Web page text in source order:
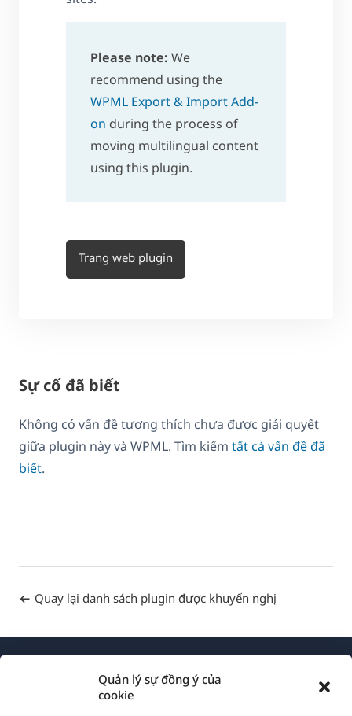
Quản lý sự đồng ý của
cookie
Please note: We
recommend using the
WPML Export & Import Add-
on during the process of
moving multilingual content
using this plugin.
Trang web plugin
Sự cố đã biết
Không có vấn đề tương thích chưa được giải quyết
giữa plugin này và WPML. Tìm kiếm tất cả vấn đề đã
biết.
Quay lại danh sách plugin được khuyến nghị